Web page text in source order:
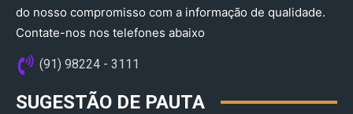
do nosso compromisso com a informação de qualidade.
Contate-nos nos telefones abaixo
(91) 98224 - 3111
SUGESTÃO DE PAUTA